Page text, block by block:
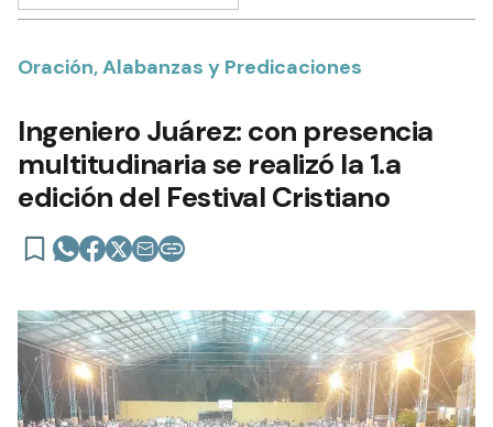
Oración, Alabanzas y Predicaciones
Ingeniero Juárez: con presencia
multitudinaria se realizó la 1.a
edición del Festival Cristiano